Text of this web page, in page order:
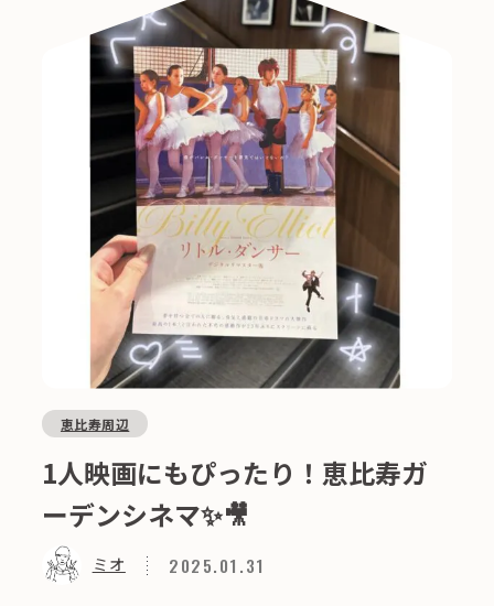
恵比寿周辺
1人映画にもぴったり！恵比寿ガ
ーデンシネマ✨🎥
ミオ 2025.01.31